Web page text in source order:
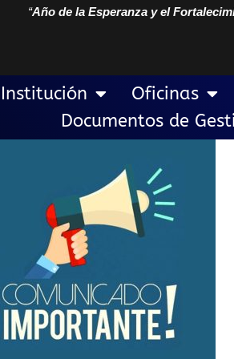
“Año de la Esperanza y el
Institución Oficinas
Documentos de